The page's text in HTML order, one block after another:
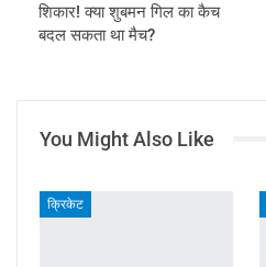
शिकार! क्या शुबमन गिल का कैच
बदल सकता था मैच?
You Might Also Like
क्रिकेट